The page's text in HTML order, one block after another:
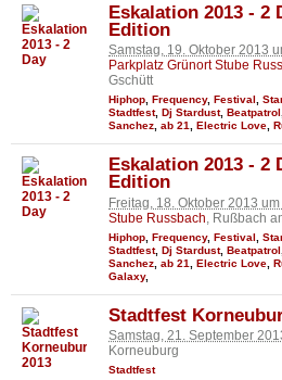
Eskalation 2013 - 2
Edition
Samstag, 19. Oktober 2013
Parkplatz Grünort Stube
Gschütt
Hiphop, Frequency, Festival,
Stadtfest, Dj Stardust, Beatpatrol
Sanchez, ab 21, Electric Love,
Eskalation 2013 - 2
Edition
Freitag, 18. Oktober 2013
Stube Russbach , Rußbach
Hiphop Frequency, Festival
Stadtfest, Dj Stardust, Beatpatrol
Sanchez ab 21 Electric Love
Galaxy,
Stadtfest
Samstag, 21. September
Korneuburg
Stadtfest